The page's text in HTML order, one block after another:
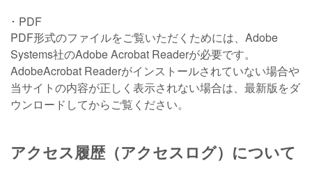
PDF
PDF形式のファイルをご覧いただくためには、Adobe
Systems社のAdobe Acrobat Readerが必要です。
AdobeAcrobat Readerがインストールされていない場合や
当サイトの内容が正しく表示されない場合は、最新版をダ
ウンロードしてからご覧ください。
アクセス履歴（アクセスログ）について